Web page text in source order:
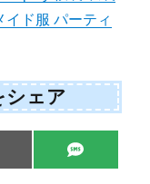
イド服 パーティ
シェア
Share
on
S
M